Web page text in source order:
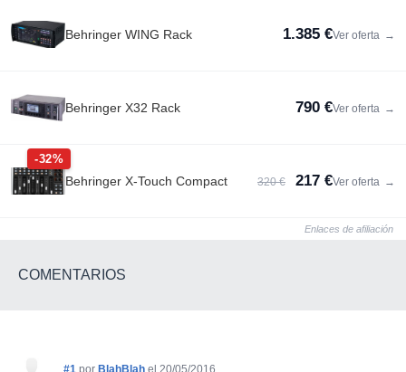
Behringer WING Rack 1.385 €Ver oferta →
Behringer X32 Rack 790 €Ver oferta →
-32%
Behringer X-Touch Compact 320 € 217 €Ver oferta →
Enlaces de afiliación
COMENTARIOS